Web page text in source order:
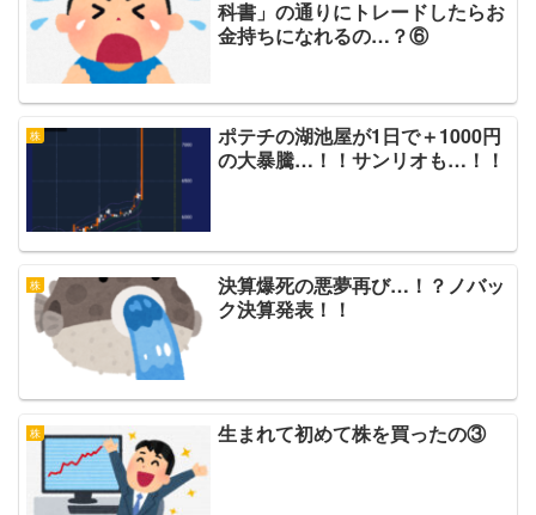
科書」の通りにトレードしたらお
金持ちになれるの…？⑥
株
ポテチの湖池屋が1日で＋1000円
の大暴騰…！！サンリオも…！！
株
決算爆死の悪夢再び…！？ノバッ
ク決算発表！！
株 生まれて初めて株を買ったの③